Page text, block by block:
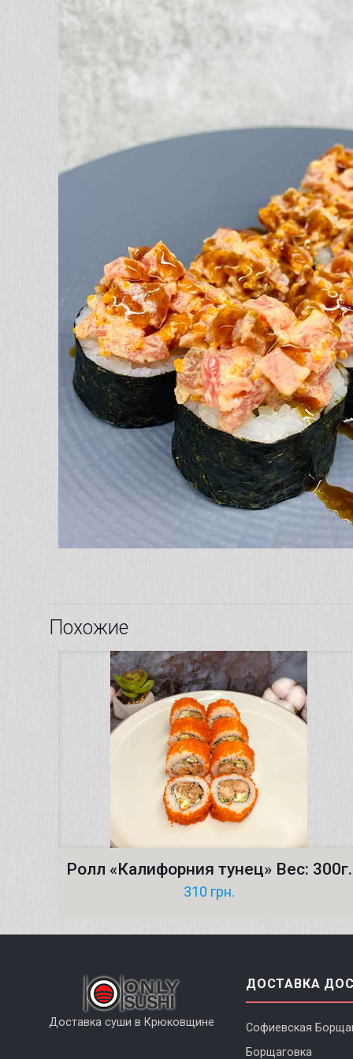
Похожие
Ролл «Калифорния тунец» Вес: 300г.
310 грн.
Доставка суши в Крюковщине
ДОСТАВКА
Софиевская
Борщаговка